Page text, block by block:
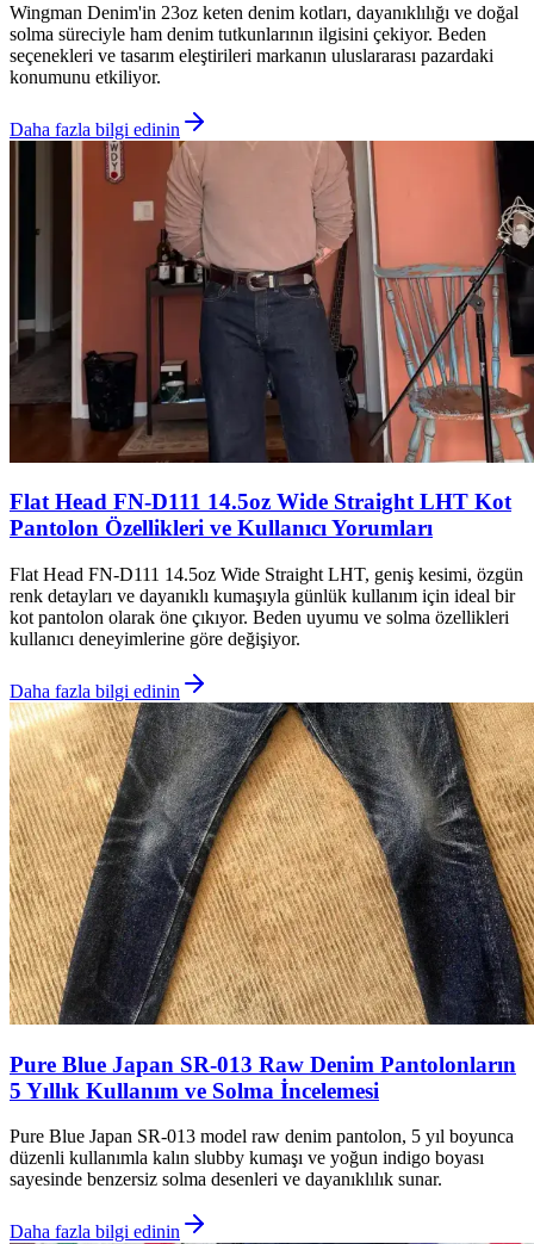
Wingman Denim'in 23oz keten denim kotları, dayanıklılığı ve doğal
solma süreciyle ham denim tutkunlarının ilgisini çekiyor. Beden
seçenekleri ve tasarım eleştirileri markanın uluslararası pazardaki
konumunu etkiliyor.
Daha fazla bilgi edinin
Flat Head FN-D111 14.5oz Wide Straight LHT Kot
Pantolon Özellikleri ve Kullanıcı Yorumları
Flat Head FN-D111 14.5oz Wide Straight LHT, geniş kesimi, özgün
renk detayları ve dayanıklı kumaşıyla günlük kullanım için ideal bir
kot pantolon olarak öne çıkıyor. Beden uyumu ve solma özellikleri
kullanıcı deneyimlerine göre değişiyor.
Daha fazla bilgi edinin
Pure Blue Japan SR-013 Raw Denim Pantolonların
5 Yıllık Kullanım ve Solma İncelemesi
Pure Blue Japan SR-013 model raw denim pantolon, 5 yıl boyunca
düzenli kullanımla kalın slubby kumaşı ve yoğun indigo boyası
sayesinde benzersiz solma desenleri ve dayanıklılık sunar.
Daha fazla bilgi edinin